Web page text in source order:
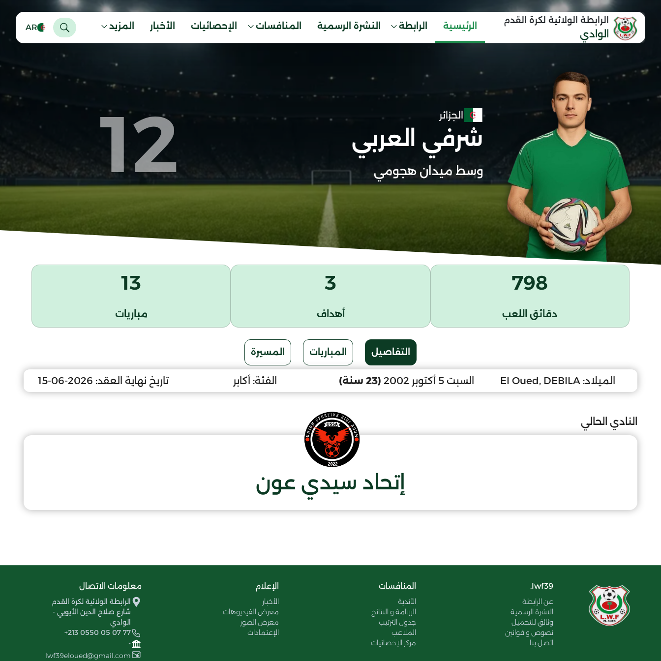
الرابطة الولائية لكرة القدم
الوادي
الرئيسية الرابطة النشرة الرسمية المنافسات الإحصائيات الأخبار المزيد AR
الجزائر
شرفي العربي
وسط ميدان هجومي 12
798
دقائق اللعب
3
أهداف
13
مباريات
التفاصيل المباريات المسيرة
الميلاد: El Oued, DEBILA السبت 5 أكتوبر 2002 (23 سنة) الفئة: أكابر تاريخ نهاية العقد: 2026-06-15
النادي الحالي
إتحاد سيدي عون
lwf39.
عن الرابطة
النشرة الرسمية
وثائق للتحميل
نصوص و قوانين
اتصل بنا
المنافسات
الأندية
الرزنامة و النتائج
جدول الترتيب
الملاعب
مركز الإحصائيات
الإعلام
الأخبار
معرض الفيديوهات
معرض الصور
الإعتمادات
معلومات الاتصال
الرابطة الولائية لكرة القدم
شارع صلاح الدين الأيوبي -
الوادي
+213 0550 05 07 77
-
lwf39eloued@gmail.com